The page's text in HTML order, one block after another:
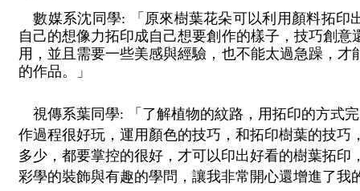
數媒系沈同學: 「原來樹葉花朵可以利用顏料拓印
自己的想像力拓印成自己想要創作的樣子，技巧創意
用，並且需要一些美感與經驗，也不能太過急躁，才
的作品。」
視傳系葉同學: 「了解植物的紋路，用拓印的方式
作過程很好玩，運用顏色的技巧，和拓印樹葉的技巧
多少，都要掌控的很好，才可以印出好看的樹葉拓
彩學的裝飾與有趣的學問，讓我非常開心還增進了我